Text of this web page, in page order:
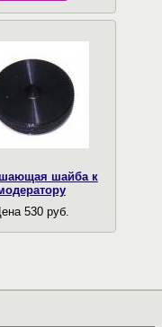
шайба к
Цена 530 руб.